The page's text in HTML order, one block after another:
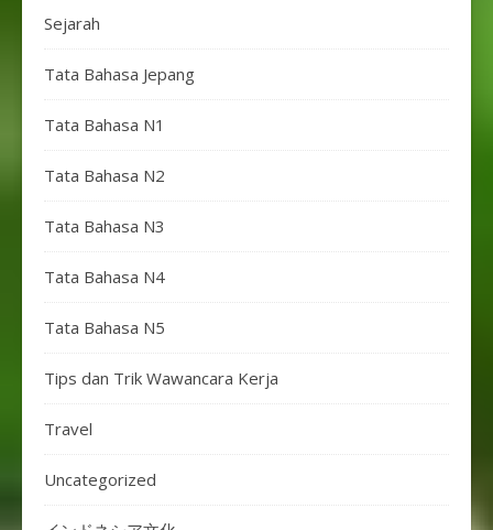
Sejarah
Tata Bahasa Jepang
Tata Bahasa N1
Tata Bahasa N2
Tata Bahasa N3
Tata Bahasa N4
Tata Bahasa N5
Tips dan Trik Wawancara Kerja
Travel
Uncategorized